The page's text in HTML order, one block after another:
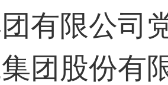
有限公司
团股份有